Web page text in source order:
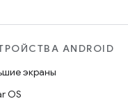
ANDROID
экраны
OS